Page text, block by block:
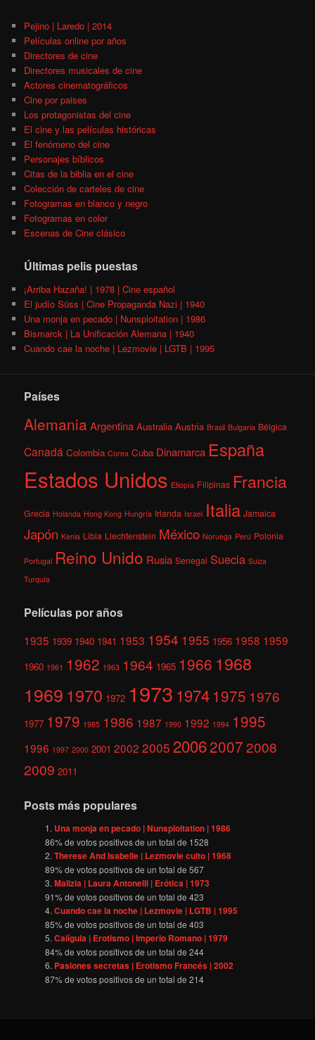
Pejino | Laredo | 2014
Películas online por años
Directores de cine
Directores musicales de cine
Actores cinematográficos
Cine por paises
Los protagonistas del cine
El cine y las películas históricas
El fenómeno del cine
Personajes bíblicos
Citas de la biblia en el cine
Colección de carteles de cine
Fotogramas en blanco y negro
Fotogramas en color
Escenas de Cine clásico
Últimas pelis puestas
¡Arriba Hazaña! | 1978 | Cine español
El judío Süss | Cine Propaganda Nazi | 1940
Una monja en pecado | Nunsploitation | 1986
Bismarck | La Unificación Alemana | 1940
Cuando cae la noche | Lezmovie | LGTB | 1995
Países
AlemaniaArgentina Australia Austria Brasil Bulgaria Bélgica
Canadá Colombia Corea Cuba Dinamarca España
Estados Unidos Etiopía Filipinas Francia
Grecia Holanda Hong Kong Hungría Irlanda Israel Italia Jamaica
Japón Kenia Libia Liechtenstein México Noruega Perú Polonia
Portugal Reino Unido Rusia Senegal Suecia Suiza
Turquía
Películas por años
1935 1939 1940 1941 1953 1954 1955 1956 1958 1959
1960 1961 1962 1963 1964 1965 1966 1968
1969 1970 1972 1973 1974 1975 1976
1977 1979 1985 1986 1987 1990 1992 1994 1995
1996 1997 2000 2001 2002 2005 200620072008
2009 2011
Posts más populares
Una monja en pecado | Nunsploitation | 1986
86% de votos positivos de un total de 1528
Therese And Isabelle | Lezmovie culto | 1968
89% de votos positivos de un total de567
Malizia | Laura Antonelli | Erótica | 1973
91% de votos positivos de un total de423
Cuando cae la noche | Lezmovie | LGTB | 1995
85% de votos positivos de un total de403
Calígula | Erotismo | Imperio Romano | 1979
84% de votos positivos de un total de244
Pasiones secretas | Erotismo Francés | 2002
87% de votos positivos de un total de214